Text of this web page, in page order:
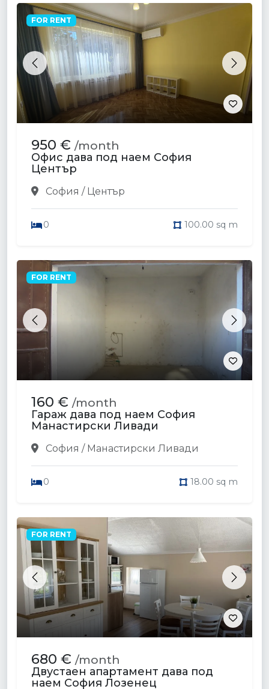
Previous Next
FOR RENT
950 € /month
Офис дава под наем София
Център
София / Център
0 100.00 sq m
Previous Next
FOR RENT
160 € /month
Гараж дава под наем София
Манастирски Ливади
София / Манастирски Ливади
0 18.00 sq m
Previous Next
FOR RENT
680 € /month
Двустаен апартамент дава под
наем София Лозенец